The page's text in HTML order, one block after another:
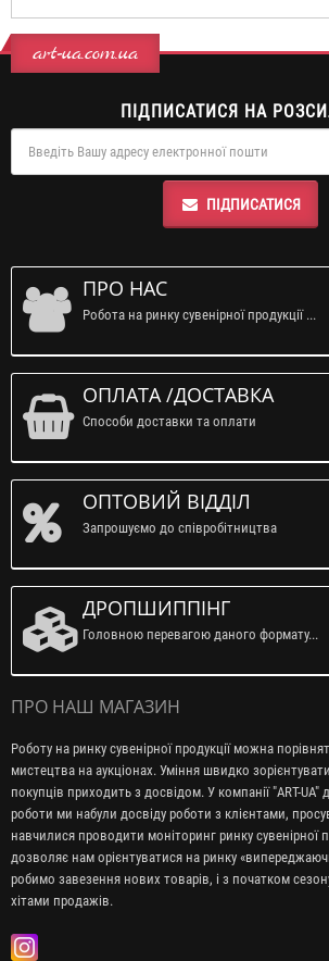
art-ua.com.ua
ПІДПИСАТИСЯ НА
ПІДПИСАТИСЯ
ПРО НАС
Робота на ринку сувенірної продукції ...
ОПЛАТА /ДОСТАВКА
Способи доставки та оплати
ОПТОВИЙ ВІДДІЛ
Запрошуємо до співробітництва
ДРОПШИППІНГ
Головною перевагою даного формату...
ПРО НАШ МАГАЗИН
Роботу на ринку сувенірної продукції можна
мистецтва на аукціонах. Уміння швидко
покупців приходить з досвідом. У компанії "ART-UA"
роботи ми набули досвіду роботи з клієнтами,
навчилися проводити моніторинг ринку сувенірної
дозволяє нам орієнтуватися на ринку
робимо завезення нових товарів, і з початком
хітами продажів.